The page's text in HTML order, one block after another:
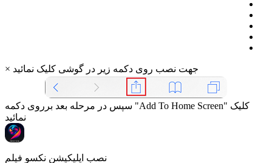
× جهت نصب روی دکمه زیر در گوشی کلیک نمائید
سپس در مرحله بعد برروی دکمه "Add To Home Screen" کلیک
نمائید
نصب اپلیکیشن نکسو فیلم